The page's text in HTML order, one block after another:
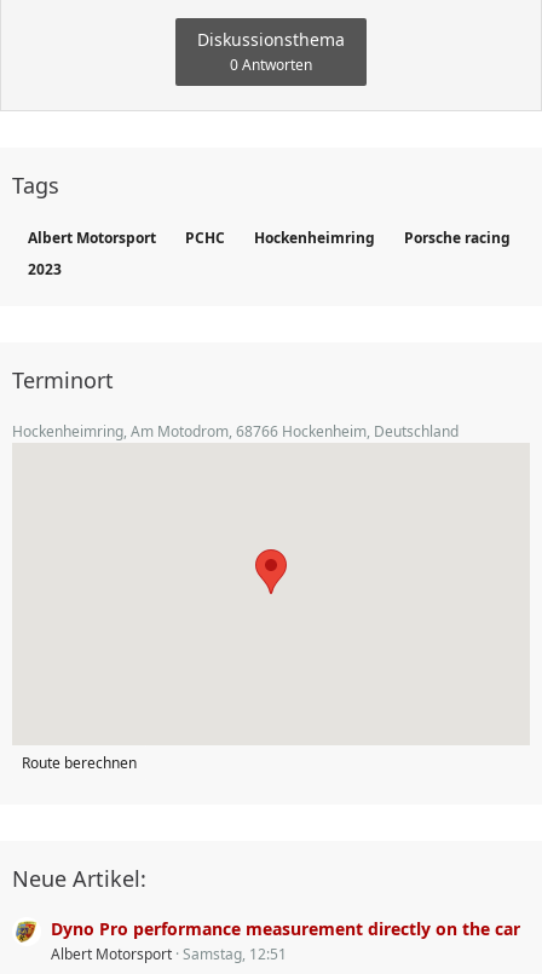
Diskussionsthema
0 Antworten
Tags
Albert Motorsport PCHC Hockenheimring
Porsche racing
2023
Terminort
Hockenheimring, Am Motodrom, 68766 Hockenheim, Deutschland
Route berechnen
Neue Artikel:
Dyno Pro performance measurement directly on the car
Albert Motorsport Samstag, 12:51